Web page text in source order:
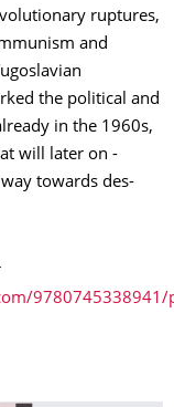
ruptures,
and
the political and
in the 1960s,
will later on -
towards des-
9780745338941/